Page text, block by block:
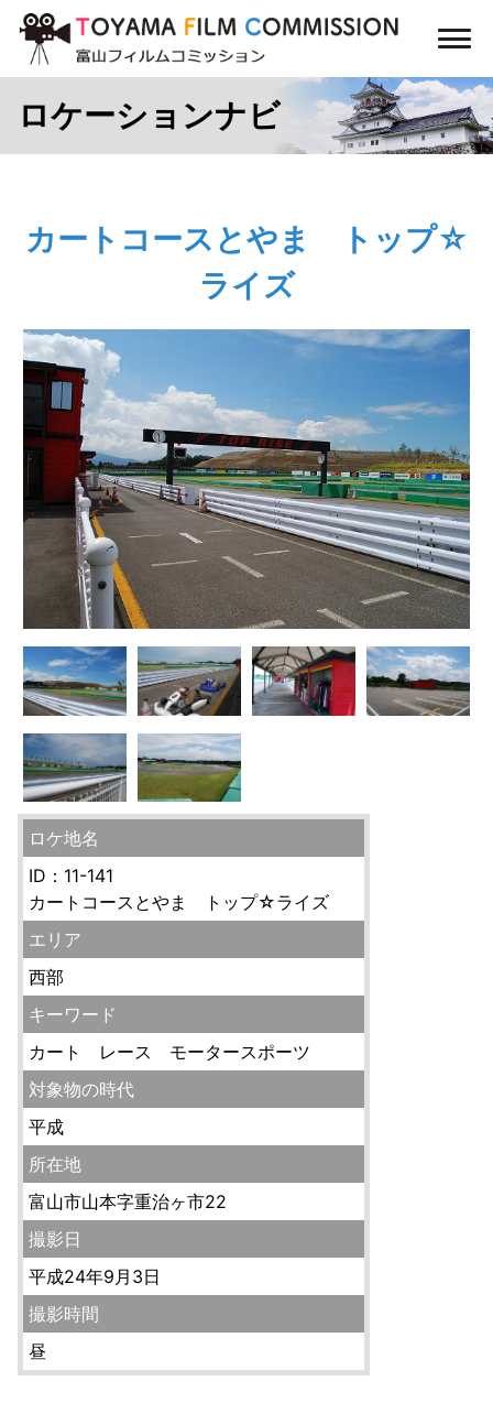
ニ
ュ
ー
ロケーションナビ
カートコースとやま トップ☆
ライズ
ロケ地名
ID：11-141
カートコースとやま トップ☆ライズ
エリア
西部
キーワード
カート レース モータースポーツ
対象物の時代
平成
所在地
富山市山本字重治ヶ市22
撮影日
平成24年9月3日
撮影時間
昼